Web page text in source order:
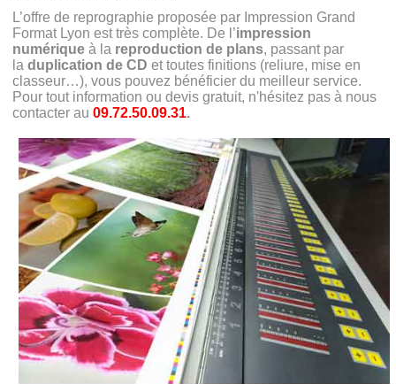
L’offre de reprographie proposée par Impression Grand
Format Lyon est très complète. De l’impression
numérique à la reproduction de plans, passant par
laduplication de CD et toutes finitions (reliure, mise en
classeur…), vous pouvez bénéficier du meilleur service.
Pour tout information ou devis gratuit, n'hésitez pas à nous
contacter au09.72.50.09.31.